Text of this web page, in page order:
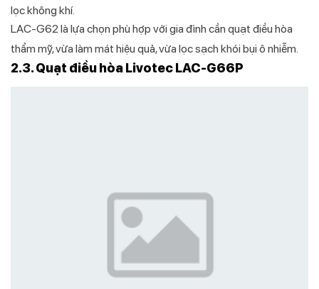
lọc không khí.
LAC-G62 là lựa chọn phù hợp với gia đình cần quạt điều hòa
thẩm mỹ, vừa làm mát hiệu quả, vừa lọc sạch khói bụi ô nhiễm.
2.3. Quạt điều hòa Livotec LAC-G66P